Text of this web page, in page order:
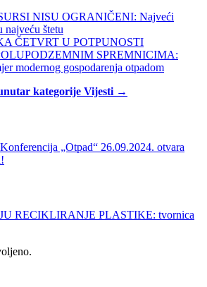
NISU OGRANIČENI: Najveći
najveću štetu
ČETVRT U POTPUNOSTI
SPREMNICIMA:
modernog gospodarenja otpadom
kategorije Vijesti →
„Otpad“ 26.09.2024. otvara
RECIKLIRANJE PLASTIKE: tvornica